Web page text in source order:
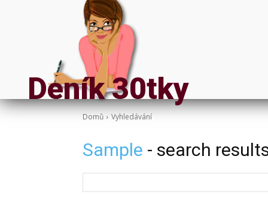
Deník 30tky
Domů Vyhledávání
Sample - search